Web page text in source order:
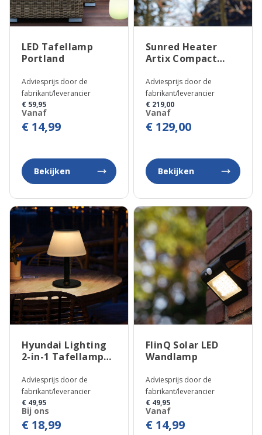
LED Tafellamp
Portland
Adviesprijs door de
fabrikant/leverancier
€ 59,95
Vanaf
€ 14,99
Bekijken
Sunred Heater
Artix Compact
Adviesprijs door de
fabrikant/leverancier
€ 219,00
Vanaf
€ 129,00
Bekijken
Hyundai Lighting
2-in-1 Tafellamp
Adviesprijs door de
fabrikant/leverancier
€ 49,95
Bij ons
€ 18,99
FlinQ Solar LED
Wandlamp
Adviesprijs door de
fabrikant/leverancier
€ 49,95
Vanaf
€ 14,99